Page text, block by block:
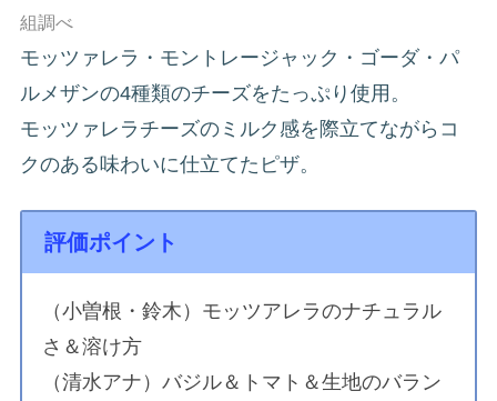
組調べ
モッツァレラ・モントレージャック・ゴーダ・パ
ルメザンの4種類のチーズをたっぷり使用。
モッツァレラチーズのミルク感を際立てながらコ
クのある味わいに仕立てたピザ。
評価ポイント
（小曽根・鈴木）モッツアレラのナチュラル
さ＆溶け方
（清水アナ）バジル＆トマト＆生地のバラン